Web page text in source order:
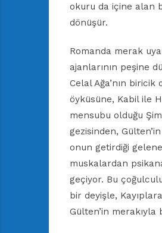
okuru da içine alan
dönüşür.
Romanda merak
ajanlarının peşine
Celal Ağa’nın
öyküsüne, Kabil ile
mensubu olduğu
gezisinden,
onun getirdiği
muskalardan
geçiyor. Bu
bir deyişle,
Gülten’in